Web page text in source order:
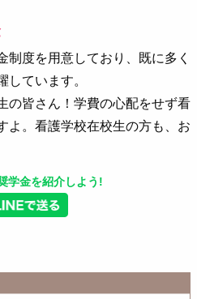
制度を用意しており、既に多く
しています。
の皆さん！学費の心配をせず看
よ。看護学校在校生の方も、お
学金を紹介しよう!